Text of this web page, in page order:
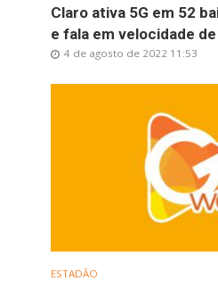
Claro ativa 5G em 52
e fala em velocidade
4 de agosto de 2022 11:53
ESTADÃO